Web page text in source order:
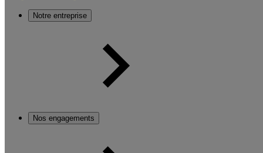
Notre entreprise
Nos engagements